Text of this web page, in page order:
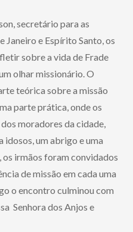
secretário para as
Janeiro e Espírito Santo, os
sobre a vida de Frade
olhar missionário. O
teórica sobre a missão
parte prática, onde os
moradores da cidade,
idosos, um abrigo e uma
irmãos foram convidados
de missão em cada uma
o encontro culminou com
Senhora dos Anjos e